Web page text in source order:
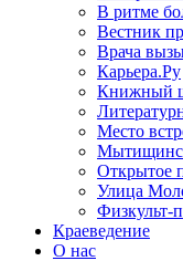
В ритме
Вестник
Врача
Карьера.Ру
Книжный
Место
Открытое
Улица
Физкульт-
Краеведение
О нас